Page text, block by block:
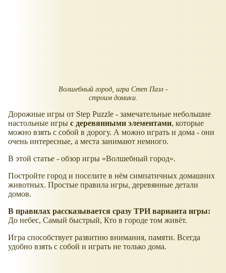
Волшебный город, игра Степ Пазл -
строим домики.
Дорожные игры от Step Puzzle - замечательные небольшие
настольные игры с деревянными элементами, которые
можно взять с собой в дорогу. А можно играть и дома - они
очень интересные, а места занимают немного.
В этой статье - обзор игры
Волшебный город .
Постройте город и поселите в нём симпатичных домашних
животных. Простые правила игры, деревянные детали
домов.
В правилах рассказывается сразу ТРИ варианта игры:
До небес, Самый быстрый, Кто в городе том живёт.
Игра способствует развитию внимания, памяти. Всегда
удобно взять с собой и играть не только дома.